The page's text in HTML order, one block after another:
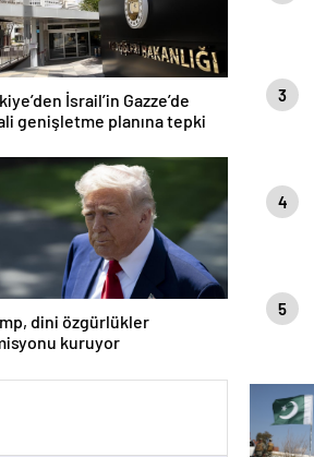
İsrail’in Gazze’de
genişletme planına tepki
dini özgürlükler
kuruyor
3
4
5